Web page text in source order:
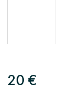
20 €